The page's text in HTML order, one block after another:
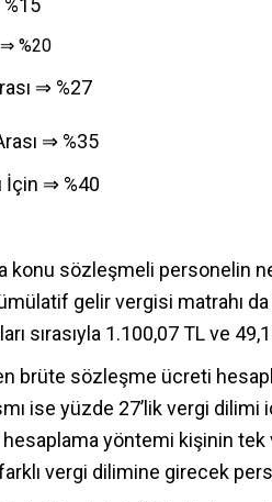
%20
⇒ %27
⇒ %35
İçin ⇒ %40
konu sözleşmeli personelin
gelir vergisi matrahı
sırasıyla 1.100,07 TL ve
brüte sözleşme ücreti
ise yüzde 27’lik vergi dilimi
hesaplama yöntemi kişinin
vergi dilimine girecek